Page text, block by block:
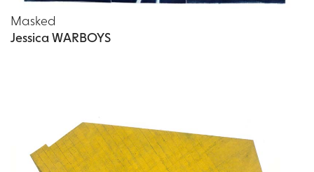
Masked
Jessica WARBOYS